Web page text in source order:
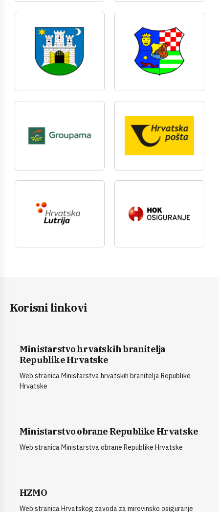
Korisni linkovi
Ministarstvo hrvatskih branitelja
Republike Hrvatske
Web stranica Ministarstva hrvatskih branitelja Republike
Hrvatske
Ministarstvo obrane Republike Hrvatske
Web stranica Ministarstva obrane Republike Hrvatske
HZMO
Web stranica Hrvatskog zavoda za mirovinsko osiguranje